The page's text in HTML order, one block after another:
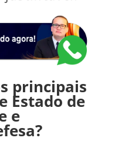
principais
Estado de
e